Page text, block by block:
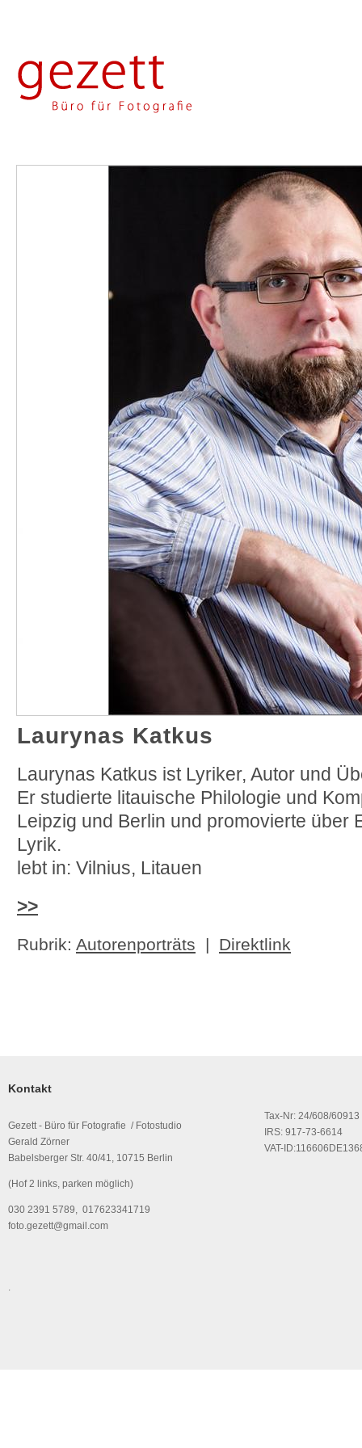
Laurynas Katkus
Laurynas Katkus ist Lyriker, Autor und
Er studierte litauische Philologie und
Leipzig und Berlin und promovierte über
Lyrik.
lebt in: Vilnius, Litauen
>>
Rubrik: Autorenporträts | Direktlink
Kontakt
Gezett - Büro für Fotografie / Fotostudio
Gerald Zörner
Babelsberger Str. 40/41, 10715 Berlin
(Hof 2 links, parken möglich)
030 2391 5789, 017623341719
foto.gezett@gmail.com
Tax-Nr: 24/608/60913
IRS: 917-73-6614
VAT-
.